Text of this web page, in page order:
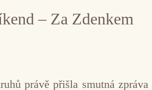
– Za Zdenkem
právě přišla smutná zpráva